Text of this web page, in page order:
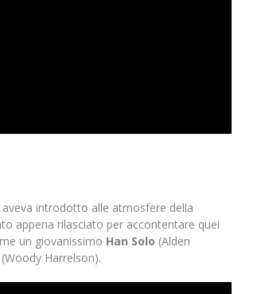
introdotto alle atmosfere della
appena rilasciato per accontentare quei
un giovanissimo Han Solo (Alden
Harrelson).